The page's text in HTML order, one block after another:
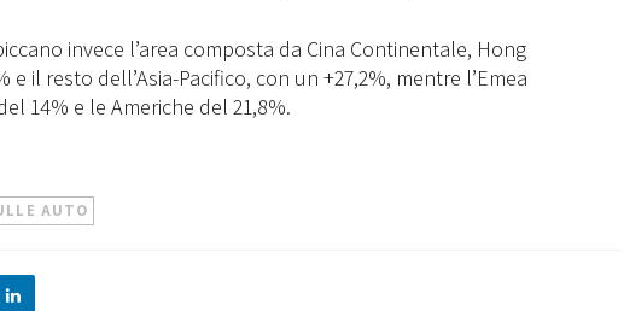
invece l’area composta da Cina Continentale, Hong
e il resto dell’Asia-Pacifico, con un +27,2%, mentre l’Emea
14% e le Americhe del 21,8%.
AUTO